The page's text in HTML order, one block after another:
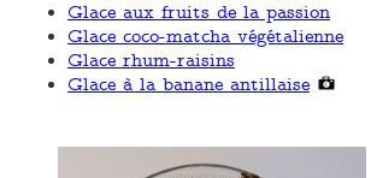
Glace aux fruits de la passion
Glace coco-matcha végétalienne
Glace rhum-raisins
Glace à la banane antillaise